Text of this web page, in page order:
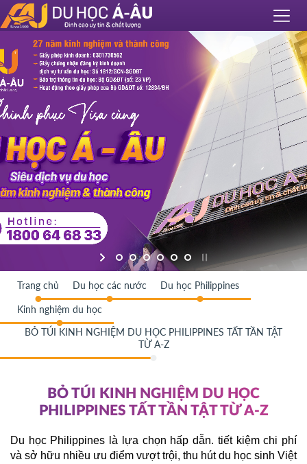
Trang chủ Du học các nước Du học Philippines
Kinh nghiệm du học
BỎ TÚI KINH NGHIỆM DU HỌC PHILIPPINES TẤT TẦN TẬT
TỪ A-Z
BỎ TÚI KINH NGHIỆM DU HỌC
PHILIPPINES TẤT TẦN TẬT TỪ A-Z
Du học Philippines là lựa chọn hấp dẫn. tiết kiệm chi phí
và sở hữu nhiều ưu điểm vượt trội, thu hút du học sinh Việt